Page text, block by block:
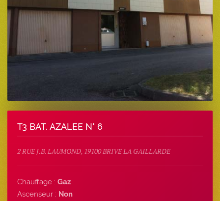
T3 BAT. AZALEE N° 6
2 RUE J.B. LAUMOND, 19100 BRIVE LA GAILLARDE
Chauffage : Gaz
Ascenseur : Non